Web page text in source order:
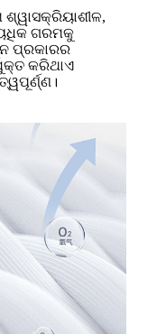
ଗରମକୁ
ପ୍ରକାରର
କରିଥାଏ